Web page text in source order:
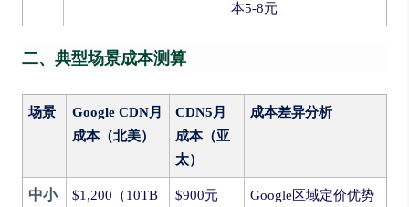
本5-8元
二、典型场景成本测算
场景
Google CDN月
成本（北美）
CDN5月
成本（亚
太）
成本差异分析
中小
$1,200（10TB
$900元
Google区域定价优势